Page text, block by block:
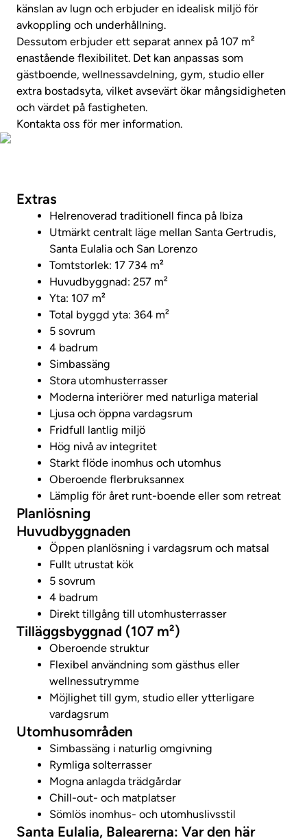
känslan av lugn och erbjuder en idealisk miljö för
avkoppling och underhållning.
Dessutom erbjuder ett separat annex på 107 m²
enastående flexibilitet. Det kan anpassas som
gästboende, wellnessavdelning, gym, studio eller
extra bostadsyta, vilket avsevärt ökar mångsidigheten
och värdet på fastigheten.
Kontakta oss för mer information.
Extras
Helrenoverad traditionell finca på Ibiza
Utmärkt centralt läge mellan Santa Gertrudis,
Santa Eulalia och San Lorenzo
Tomtstorlek: 17 734 m²
Huvudbyggnad: 257 m²
Yta: 107 m²
Total byggd yta: 364 m²
5 sovrum
4 badrum
Simbassäng
Stora utomhusterrasser
Moderna interiörer med naturliga material
Ljusa och öppna vardagsrum
Fridfull lantlig miljö
Hög nivå av integritet
Starkt flöde inomhus och utomhus
Oberoende flerbruksannex
Lämplig för året runt-boende eller som retreat
Planlösning
Huvudbyggnaden
Öppen planlösning i vardagsrum och matsal
Fullt utrustat kök
5 sovrum
4 badrum
Direkt tillgång till utomhusterrasser
Tilläggsbyggnad (107 m²)
Oberoende struktur
Flexibel användning som gästhus eller
wellnessutrymme
Möjlighet till gym, studio eller ytterligare
vardagsrum
Utomhusområden
Simbassäng i naturlig omgivning
Rymliga solterrasser
Mogna anlagda trädgårdar
Chill-out- och matplatser
Sömlös inomhus- och utomhuslivsstil
Santa Eulalia, Balearerna: Var den här